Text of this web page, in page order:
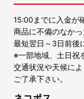
15:00までに入金が
商品に不備のなか
最短翌日～3日前後
※一部地域、土日祝
交通状況や天候に
ご了承下さい。